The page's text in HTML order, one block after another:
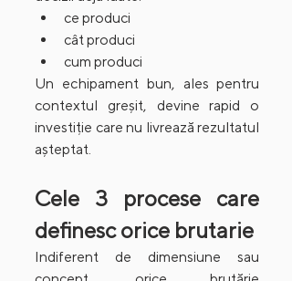
ce produci
cât produci
cum produci
Un echipament bun, ales pentru
contextul greșit, devine rapid o
investiție care nu livrează rezultatul
așteptat.
Cele 3 procese care
definesc orice brutarie
Indiferent de dimensiune sau